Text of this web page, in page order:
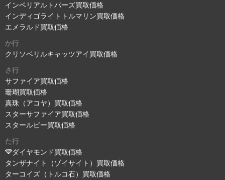
インペリアルトパーズ買取価格
インディゴライトトルマリン買取価格
エメラルド買取価格
か行
クリソベリルキャッツアイ買取価格
さ行
サファイア買取価格
珊瑚買取価格
真珠（アコヤ）買取価格
スターサファイア買取価格
スタールビー買取価格
た行
ダイヤモンド買取価格
タンザナイト（ゾイサイト）買取価格
ターコイズ（トルコ石）買取価格